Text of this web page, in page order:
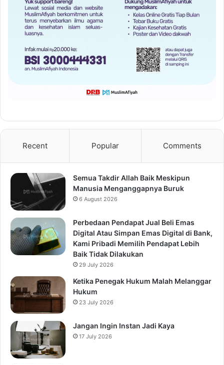
Recent Popular Comments
Semua Takdir Allah Baik Meskipun
Manusia Menganggapnya Buruk
6 August 2026
Perbedaan Pendapat Jual Beli Emas
Digital Atau Simpan Emas Digital di Bank,
Kami Pribadi Memilih Pendapat Lebih
Baik Tidak Dilakukan
29 July 2026
Ketika Penegak Hukum Malah Melanggar
Hukum
23 July 2026
Jangan Ingin Instan Jadi Kaya
17 July 2026